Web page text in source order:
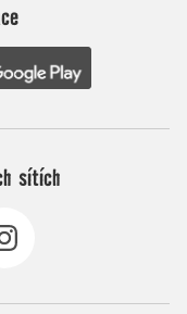
sítích